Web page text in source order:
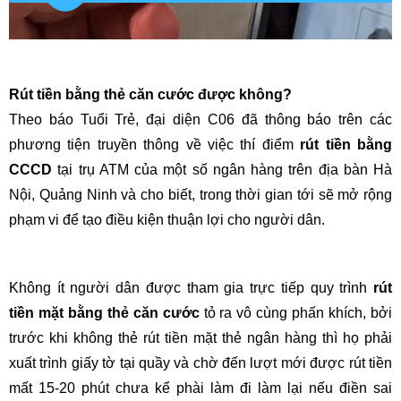
Rút tiền bằng thẻ căn cước được không?
Theo báo Tuổi Trẻ, đại diện C06 đã thông báo trên các
phương tiện truyền thông về việc thí điểm rút tiền bằng
CCCD tại trụ ATM của một số ngân hàng trên địa bàn Hà
Nội, Quảng Ninh và cho biết, trong thời gian tới sẽ mở rộng
phạm vi để tạo điều kiện thuận lợi cho người dân.
Không ít người dân được tham gia trực tiếp quy trình rút
tiền mặt bằng thẻ căn cướctỏ ra vô cùng phấn khích, bởi
trước khi không thẻ rút tiền mặt thẻ ngân hàng thì họ phải
xuất trình giấy tờ tại quầy và chờ đến lượt mới được rút tiền
mất 15-20 phút chưa kể phài làm đi làm lại nếu điền sai